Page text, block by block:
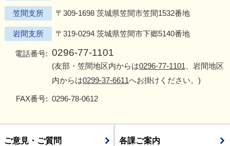
笠間支所 〒309-1698 茨城県笠間市笠間1532番地
岩間支所 〒319-0294 茨城県笠間市下郷5140番地
電話番号: 0296-77-1101
(友部・笠間地区内からは0296-77-1101 、岩間地区
内からは0299-37-6611へお掛けください。)
FAX番号: 0296-78-0612
ご意見・ご質問 各課ご案内